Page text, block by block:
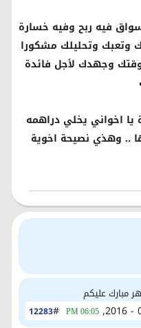
فيه ربح وفيه خسارة
وتعبك وتحليلك مشكورا
وجهدك لأجل فائدة
اخواني يخلي دراهمه
.. وهذي نصيحة اخوية
مبارك عليكم
12283# 06:05 PM